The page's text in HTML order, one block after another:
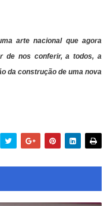
arte nacional que agora
de nos conferir, a todos, a
da construção de uma nova